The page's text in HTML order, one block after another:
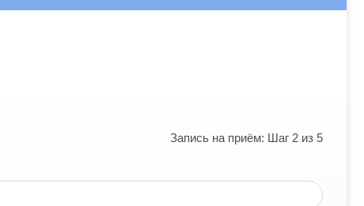
Запись на приём: Шаг 2 из 5